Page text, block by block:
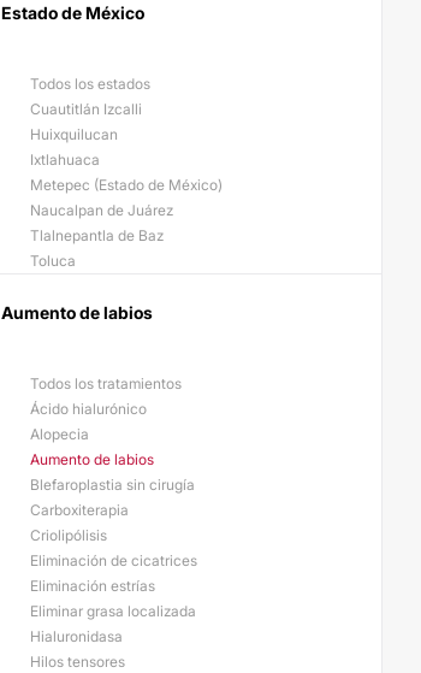
Estado de México
Todos los estados
Cuautitlán Izcalli
Huixquilucan
Ixtlahuaca
Metepec (Estado de México)
Naucalpan de Juárez
Tlalnepantla de Baz
Toluca
Aumento de labios
Todos los tratamientos
Ácido hialurónico
Alopecia
Aumento de labios
Blefaroplastia sin cirugía
Carboxiterapia
Criolipólisis
Eliminación de cicatrices
Eliminación estrías
Eliminar grasa localizada
Hialuronidasa
Hilos tensores